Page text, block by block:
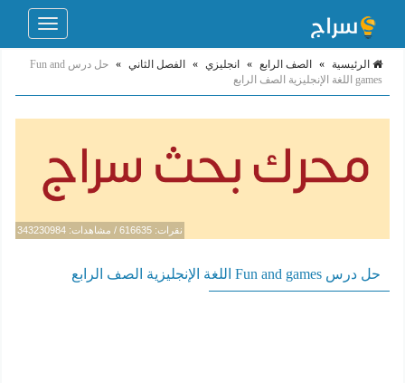
Toggle
الرئيسية » الصف الرابع » انجليزي » الفصل الثاني »
حل درس Fun and
games اللغة الإنجليزية الصف الرابع
نقرات: 616635 / مشاهدات: 343230984
حل درس Fun and games اللغة الإنجليزية الصف الرابع